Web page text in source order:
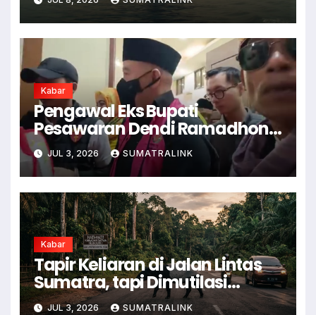
Kabar
Pengawal Eks Bupati
Pesawaran Dendi Ramadhona
Pukul Kamera Wartawan
JUL 3, 2026 SUMATRALINK
Kabar
Tapir Keliaran di Jalan Lintas
Sumatra, tapi Dimutilasi
Warga
JUL 3, 2026 SUMATRALINK